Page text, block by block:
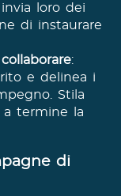
loro dei
di instaurare
:
e delinea i
Stila
termine la
di